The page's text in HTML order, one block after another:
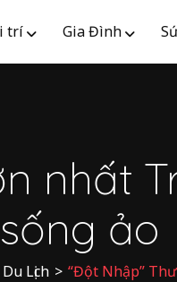
trí Gia Đình
nhất
sống ảo
Lịch > “Đột Nhập”